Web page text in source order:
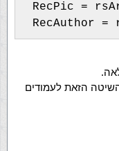
RecPic =
RecAuthor
הזאת לעמודים